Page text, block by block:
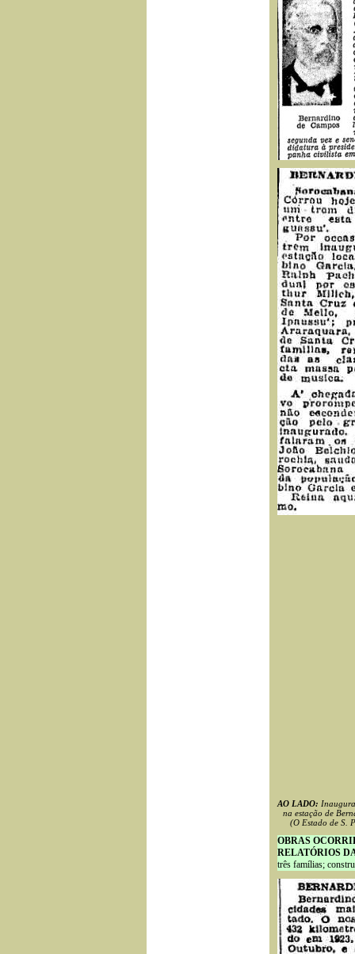
AO LADO:
na estação de
(O Estado de S.
OBRAS
RELATÓRIOS
três famílias;